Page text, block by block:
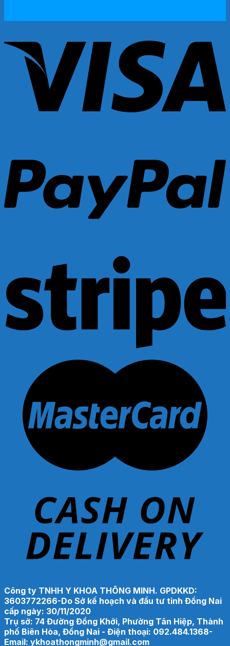
Công ty TNHH Y KHOA THÔNG MINH. GPDKKD:
3603772266-Do Sở kế hoạch và đầu tư tỉnh Đồng Nai
cấp ngày: 30/11/2020
Trụ sở: 74 Đường Đồng Khởi, Phường Tân Hiệp, Thành
phố Biên Hòa, Đồng Nai - Điện thoại: 092.484.1368-
Email: ykhoathongminh@gmail.com